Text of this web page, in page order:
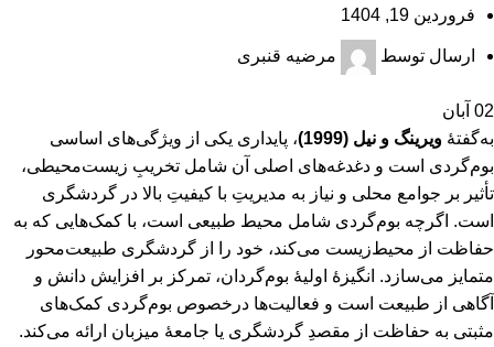
فروردین 19, 1404
ارسال توسط مرضیه قنبری
02 آبان
به‌گفتۀ ویرینگ و نیل (1999)
، پایداری یکی از ویژگی‌های اساسی
بوم‌گردی است و دغدغه‌های اصلی آن شامل تخریبِ زیست‌محیطی،
تأثیر بر جوامع محلی و نیاز به مدیریتِ با کیفیتِ بالا در گردشگری
است. اگرچه بوم‌گردی شامل محیط طبیعی است، با کمک‌هایی که به
حفاظت از محیط‌زیست می‌کند، خود را از گردشگری طبیعت‌محور
متمایز می‌سازد. انگیزۀ اولیۀ بوم‌گردان، تمرکز بر افزایش دانش و
آگاهی از طبیعت است و فعالیت‌ها درخصوص بوم‌گردی کمک‌های
مثبتی به حفاظت از مقصدِ گردشگری یا جامعۀ میزبان ارائه می‌کند.